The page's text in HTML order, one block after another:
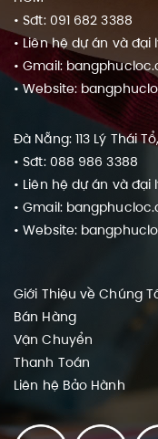
• Sđt: 091 682 3388
• Liên hệ dự án và đại
• Gmail:
• Website:
Đà Nẵng: 113 Lý Thái
• Sđt: 088 986 3388
• Liên hệ dự án và đại
• Gmail:
• Website:
Giới Thiệu về Chúng
Bán Hàng
Vận Chuyển
Thanh Toán
Liên hệ Bảo Hành